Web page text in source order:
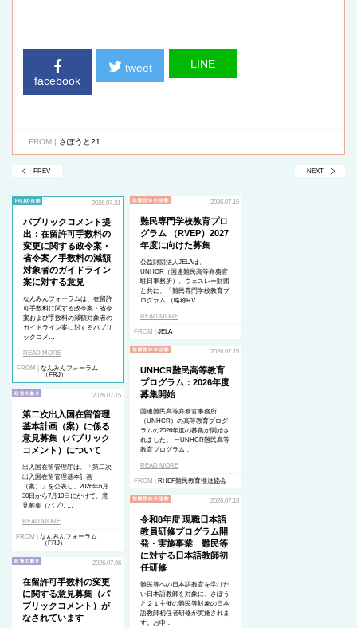
facebook
tweet LINE
FROM | さぽうと21
PREV NEXT
2026.07.31
パブリックコメント提
出：在留許可手数料の
変更に関する政令案・
省令案／手数料の減額
対象者のガイドライン
案に対する意見
なんみんフォーラムは、在留許
可手数料に関する政令案・省令
案および手数料の減額対象者の
ガイドライン案に対するパブリ
ックコメ…
READ MORE
FROM | なんみんフォーラム
（FRJ）
2026.07.15
難民専門学校教育プロ
グラム （RVEP）2027
年度に向けた募集
公益財団法人JELAは、
UNHCR（国連難民高等弁務官
駐日事務所）、ウェスレー財団
と共に、「難民専門学校教育プ
ログラム （略称RV…
READ MORE
FROM | JELA
2026.07.15
UNHCR難民高等教育
プログラム：2026年度
募集開始
国連難民高等弁務官事務所
（UNHCR）の高等教育プログ
ラムの2026年度の募集が開始さ
れました。 ーUNHCR難民高等
教育プログラム…
READ MORE
FROM | RHEP難民教育推進協会
2026.07.15
第二次出入国在留管理
基本計画（案）に係る
意見募集（パブリック
コメント）について
出入国在留管理庁は、「第二次
出入国在留管理基本計画
（案）」を公表し、2026年6月
30日から7月10日にかけて、意
見募集（パブリ…
READ MORE
FROM | なんみんフォーラム
（FRJ）
2026.07.13
令和8年度 現職日本語
教員研修プログラム開
発・実施事業 難民等
に対する日本語教師初
任研修
難民等への日本語教育を学びた
い日本語教師を対象に、さぽう
と２１主催の難民等対象の日本
語教師初任者研修が実施されま
す。お申…
2026.07.06
在留許可手数料の変更
に関する意見募集（パ
ブリックコメント）が
なされています